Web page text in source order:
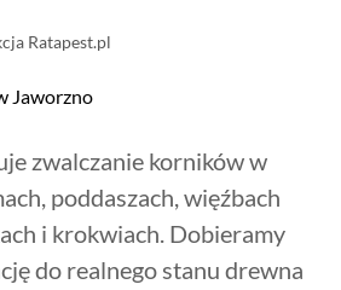
Ratapest.pl
zwalczanie korników w
poddaszach, więźbach
i krokwiach. Dobieramy
do realnego stanu drewna